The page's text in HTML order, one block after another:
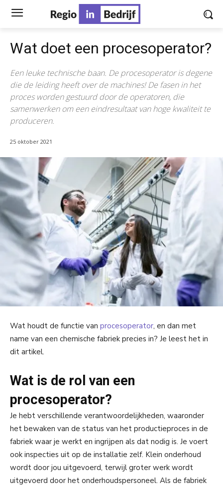
Wat doet een procesoperator?
Een leuke technische baan. De procesoperator is degene
die de leiding heeft over de machines! De fasen in het
proces worden gestuurd door de operatoren, die
samenwerken om een eindresultaat van hoge kwaliteit te
produceren.
25 oktober 2021
Wat houdt de functie van procesoperator, en dan met
name van een chemische fabriek precies in? Je leest het in
dit artikel.
Wat is de rol van een
procesoperator?
Je hebt verschillende verantwoordelijkheden, waaronder
het bewaken van de status van het productieproces in de
fabriek waar je werkt en ingrijpen als dat nodig is. Je voert
ook inspecties uit op de installatie zelf. Klein onderhoud
wordt door jou uitgevoerd, terwijl groter werk wordt
uitgevoerd door het onderhoudspersoneel. Als de fabriek